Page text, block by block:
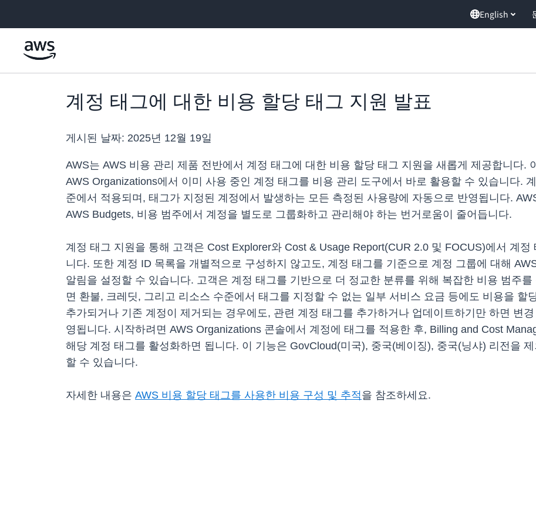
English
계정 태그에 대한 비용 할당 태그 지원 발표
게시된 날짜: 2025년 12월 19일
AWS는 AWS 비용 관리 제품 전반에서 계정 태그에 대한 비용 할당 태그 지원을 새롭게 제공합니다.
AWS Organizations에서 이미 사용 중인 계정 태그를 비용 관리 도구에서 바로 활용할 수 있습니다.
준에서 적용되며, 태그가 지정된 계정에서 발생하는 모든 측정된 사용량에 자동으로 반영됩니다.
AWS Budgets, 비용 범주에서 계정을 별도로 그룹화하고 관리해야 하는 번거로움이 줄어듭니다.
계정 태그 지원을 통해 고객은 Cost Explorer와 Cost & Usage Report(CUR 2.0 및 FOCUS)에서 계
니다. 또한 계정 ID 목록을 개별적으로 구성하지 않고도, 계정 태그를 기준으로 계정 그룹에 대해
알림을 설정할 수 있습니다. 고객은 계정 태그를 기반으로 더 정교한 분류를 위해 복잡한 비용 범주
면 환불, 크레딧, 그리고 리소스 수준에서 태그를 지정할 수 없는 일부 서비스 요금 등에도 비용을 할
추가되거나 기존 계정이 제거되는 경우에도, 관련 계정 태그를 추가하거나 업데이트하기만 하면 변
영됩니다. 시작하려면 AWS Organizations 콘솔에서 계정에 태그를 적용한 후, Billing and Cost
해당 계정 태그를 활성화하면 됩니다. 이 기능은 GovCloud(미국), 중국(베이징), 중국(닝샤) 리전을
할 수 있습니다.
자세한 내용은 AWS 비용 할당 태그를 사용한 비용 구성 및 추적을 참조하세요.